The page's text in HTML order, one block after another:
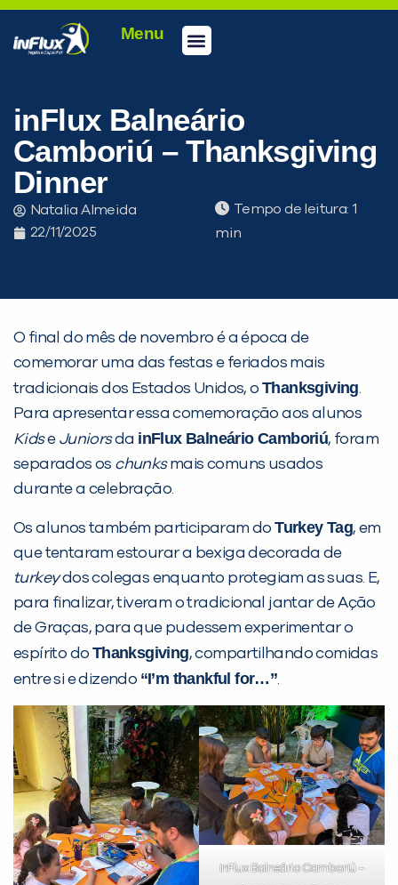
Menu
inFlux Balneário
Camboriú – Thanksgiving
Dinner
Natalia Almeida
22/11/2025
Tempo de leitura:
O final do mês de novembro é a época de
comemorar uma das festas e feriados mais
tradicionais dos Estados Unidos, o Thanksgiving.
Para apresentar essa comemoração aos alunos
Kidse Juniorsda inFlux Balneário Camboriú, foram
separados os chunksmais comuns usados
durante a celebração.
Os alunos também participaram doTurkey Tag, em
que tentaram estourar a bexiga decorada de
turkeydos colegas enquanto protegiam as suas. E,
para finalizar, tiveram o tradicional jantar de Ação
de Graças, para que pudessem experimentar o
espírito do Thanksgiving, compartilhando comidas
entre si e dizendo “I’m thankful for…”.
inFlux Balneário Camboriú –
PEÇA UMA DEMONSTRAÇÃO DE MÉTODO
Desculpe!
inFlux nesta cidade ou bairro que
você digitou.
Preencha com seus dados abaixo e
já vamos te colocar em contato
com a: